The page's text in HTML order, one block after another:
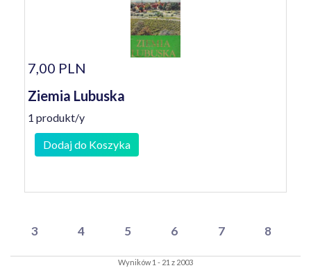
7,00 PLN
Ziemia Lubuska
1 produkt/y
Dodaj do Koszyka
3 4 5 6 7 8
Wyników 1 - 21 z 2003